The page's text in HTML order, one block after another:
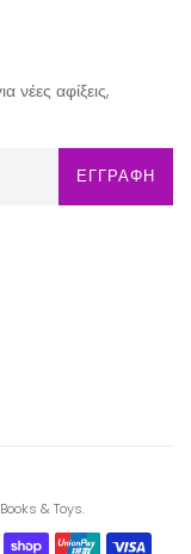
νέες αφίξεις,
ΕΓΓΡΑΦΗ
& Toys.